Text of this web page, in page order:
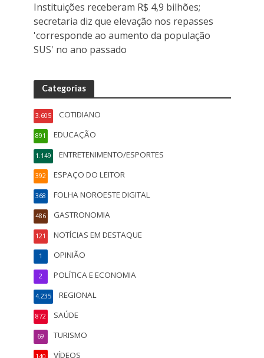
Instituições receberam R$ 4,9 bilhões;
secretaria diz que elevação nos repasses
'corresponde ao aumento da população
SUS' no ano passado
Categorias
COTIDIANO
3.605
EDUCAÇÃO
891
ENTRETENIMENTO/ESPORTES
1.149
ESPAÇO DO LEITOR
392
FOLHA NOROESTE DIGITAL
368
GASTRONOMIA
486
NOTÍCIAS EM DESTAQUE
121
OPINIÃO
1
POLÍTICA E ECONOMIA
2
REGIONAL
4.235
SAÚDE
872
TURISMO
69
VÍDEOS